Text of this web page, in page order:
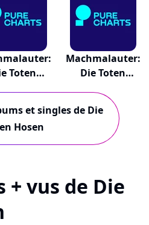
Toten
Machmalauter:
Die Toten
et singles de Die
Hosen
+ vus de Die